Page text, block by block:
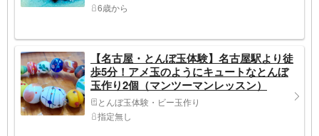
6歳から
【名古屋・とんぼ玉体験】名古屋駅より徒
歩5分！アメ玉のようにキュートなとんぼ
玉作り2個（マンツーマンレッスン）
とんぼ玉体験・ビー玉作り
指定無し